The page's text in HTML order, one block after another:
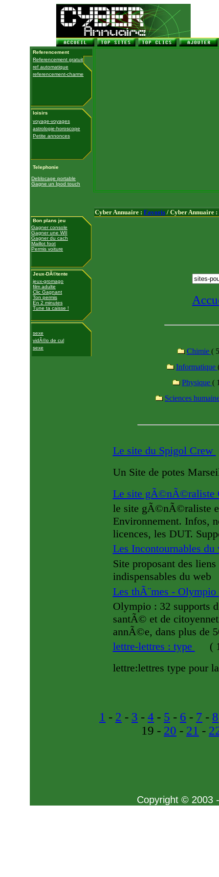
Referencement
Referencement gratuit
ref automatique
referencement-charme
loisirs
voyage-voyages
astrologie-horoscope
Petite annonces
Telephonie
Deblocage portable
Gagne un Ipod touch
Bon plans jeu
Gagner console
Gagner une WII
Gagner du cach
Maillot foot
Permis voiture
Jeux-DÃ©tente
jeux-gromago
film adulte
Clic Gagnant
Ton permis
En 2 minutes
Tune ta caisse !
sexe
vidÃ©o de cul
sexe
Cyber Annuaire : Favoris / Cyber Annuaire :
Chimie (
Informatique
Physique (
Sciences
Le site du Spigol Crew
Un Site de potes
Le site gÃ©nÃ©raliste
le site gÃ©nÃ©raliste
Environnement. Infos,
licences, les DUT.
Les Incontournables
Site proposant des
indispensables du web
Les thÃ¨mes - Olympio
Olympio : 32 supports
santÃ© et de
annÃ©e, dans plus de
lettre-lettres : type
(
lettre:lettres type pour
1 - 2 - 3 - 4 - 5 - 6 - 7 - 8
19 - 20 - 21 -
Copyright © 2003